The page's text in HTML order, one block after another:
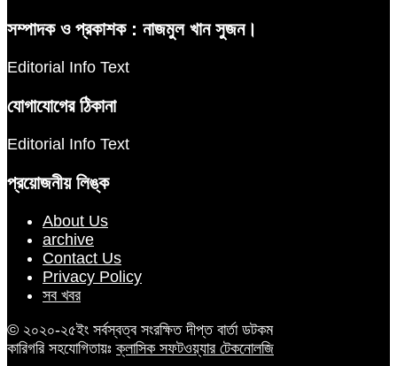
সম্পাদক ও প্রকাশক : নাজমুল খান সুজন।
Editorial Info Text
যোগাযোগের ঠিকানা
Editorial Info Text
প্রয়োজনীয় লিঙ্ক
About Us
archive
Contact Us
Privacy Policy
সব খবর
© ২০২০-২৫ইং সর্বস্বত্ব সংরক্ষিত দীপ্ত বার্তা ডটকম
কারিগরি সহযোগিতায়ঃক্লাসিক সফটওয়্যার টেকনোলজি